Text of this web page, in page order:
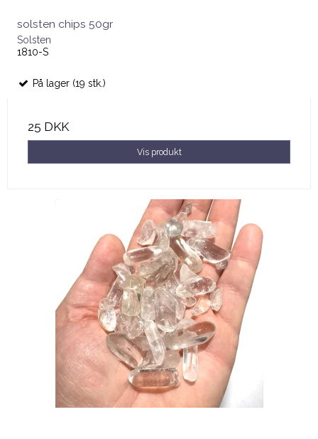
solsten chips 50gr
Solsten
1810-S
På lager (19 stk.)
25 DKK
Vis produkt